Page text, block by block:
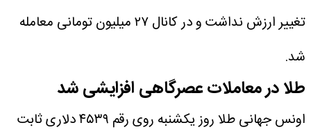
تغییر ارزش نداشت و در کانال ۲۷ میلیون تومانی معامله
شد.
طلا در معاملات عصرگاهی افزایشی شد
اونس جهانی طلا روز یکشنبه روی رقم ۴۵۳۹ دلاری ثابت